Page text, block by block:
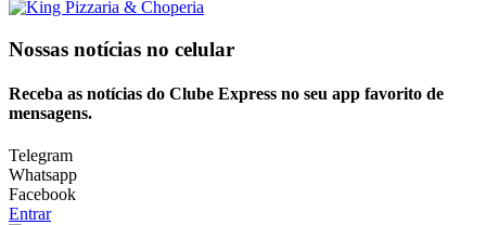
Nossas notícias no celular
Receba as notícias do Clube Express no seu app favorito de
mensagens.
Telegram
Whatsapp
Facebook
Entrar